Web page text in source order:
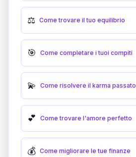
⚖️ Come trovare il tuo equilibrio
🎯 Come completare i tuoi compiti
💫 Come risolvere il karma passato
💕 Come trovare l'amore perfetto
💰 Come migliorare le tue finanze